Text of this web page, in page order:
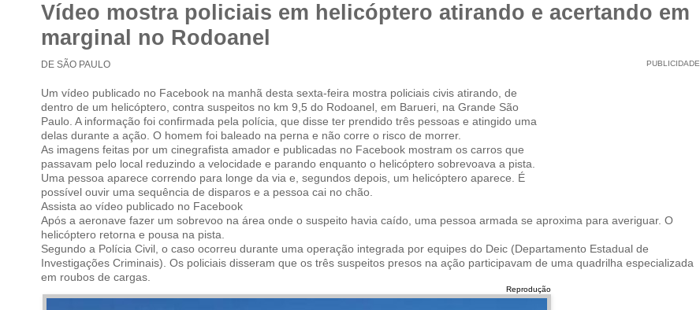
Vídeo mostra policiais em helicóptero atirando e acertando em
marginal no Rodoanel
PUBLICIDADE
DE SÃO PAULO
Um vídeo publicado no Facebook na manhã desta sexta-feira mostra policiais civis atirando, de
dentro de um helicóptero, contra suspeitos no km 9,5 do Rodoanel, em Barueri, na Grande São
Paulo. A informação foi confirmada pela polícia, que disse ter prendido três pessoas e atingido uma
delas durante a ação. O homem foi baleado na perna e não corre o risco de morrer.
As imagens feitas por um cinegrafista amador e publicadas no Facebook mostram os carros que
passavam pelo local reduzindo a velocidade e parando enquanto o helicóptero sobrevoava a pista.
Uma pessoa aparece correndo para longe da via e, segundos depois, um helicóptero aparece. É
possível ouvir uma sequência de disparos e a pessoa cai no chão.
Assista ao vídeo publicado no Facebook
Após a aeronave fazer um sobrevoo na área onde o suspeito havia caído, uma pessoa armada se aproxima para averiguar. O
helicóptero retorna e pousa na pista.
Segundo a Polícia Civil, o caso ocorreu durante uma operação integrada por equipes do Deic (Departamento Estadual de
Investigações Criminais). Os policiais disseram que os três suspeitos presos na ação participavam de uma quadrilha especializada
em roubos de cargas.
Reprodução